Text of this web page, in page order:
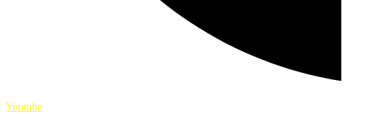
Youtube